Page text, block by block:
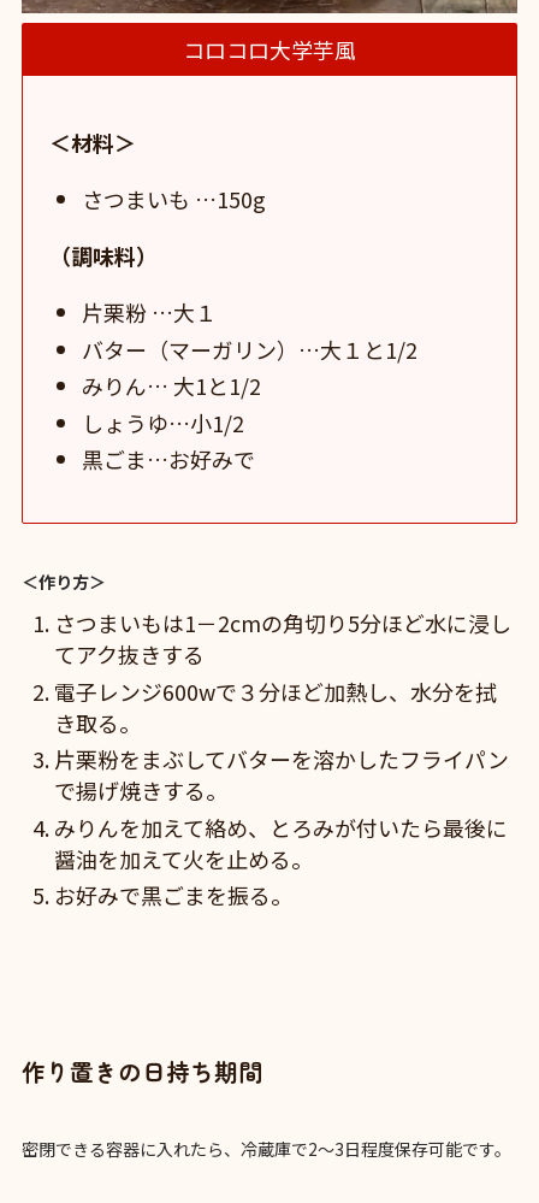
コロコロ大学芋風
＜材料＞
さつまいも …150g
（調味料）
片栗粉 …大１
バター（マーガリン）…大１と1/2
みりん… 大1と1/2
しょうゆ…小1/2
黒ごま…お好みで
＜作り方＞
さつまいもは1－2cmの角切り5分ほど水に浸し
てアク抜きする
電子レンジ600wで３分ほど加熱し、水分を拭
き取る。
片栗粉をまぶしてバターを溶かしたフライパン
で揚げ焼きする。
みりんを加えて絡め、とろみが付いたら最後に
醤油を加えて火を止める。
お好みで黒ごまを振る。
作り置きの日持ち期間
密閉できる容器に入れたら、冷蔵庫で2～3日程度保存可能です。